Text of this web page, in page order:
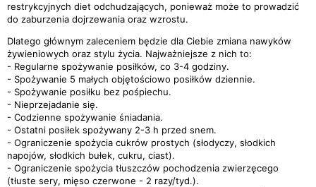
restrykcyjnych diet odchudzających, ponieważ może to prowadzić
do zaburzenia dojrzewania oraz wzrostu.
Dlatego głównym zaleceniem będzie dla Ciebie zmiana nawyków
żywieniowych oraz stylu życia. Najważniejsze z nich to:
- Regularne spożywanie posiłków, co 3-4 godziny.
- Spożywanie 5 małych objętościowo posiłków dziennie.
- Spożywanie posiłku bez pośpiechu.
- Nieprzejadanie się.
- Codzienne spożywanie śniadania.
- Ostatni posiłek spożywany 2-3 h przed snem.
- Ograniczenie spożycia cukrów prostych (słodyczy, słodkich
napojów, słodkich bułek, cukru, ciast).
- Ograniczenie spożycia tłuszczów pochodzenia zwierzęcego
(tłuste sery, mięso czerwone - 2 razy/tyd.).